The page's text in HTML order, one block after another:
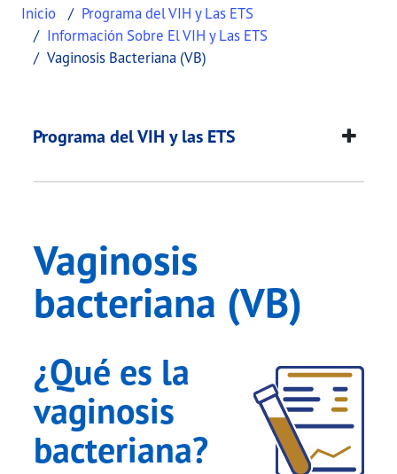
Inicio
Programa del VIH y Las ETS
Información Sobre El VIH y Las ETS
Vaginosis Bacteriana (VB)
Vaginosis
This page provides information about Vaginosis
Programa del VIH y las ETS
Vaginosis
bacteriana (VB)
¿Qué es la
vaginosis
bacteriana?